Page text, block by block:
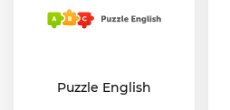
Puzzle English